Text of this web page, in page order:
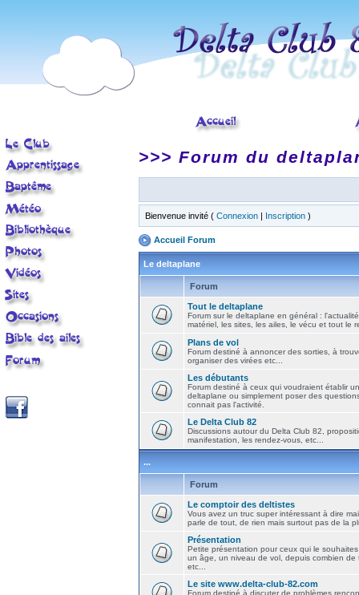
>>> Forum du
Bienvenue invité ( Connexion | Inscription )
Accueil Forum
Le deltaplane
Forum
Tout le deltaplane
Forum sur le deltaplane en général :
matériel, les sites, les ailes, le vécu et tout le
Plans de vol
Forum destiné à annoncer des sorties, à
organiser des virées etc...
Les débutants
Forum destiné à ceux qui voudraient établir
deltaplane ou simplement poser des
connait pas l'activité.
Le Delta Club 82
Discussions autour du Delta Club 82,
manifestation, les rendez-vous, etc...
...
Forum
Le comptoir des deltistes
Vous avez un truc super intéressant à dire
parle de tout, de rien mais surtout pas de la
Présentation
Petite présentation pour ceux qui le
un âge, un niveau de vol, depuis combien de
etc...
Le site www.delta-club-82.com
Forum destiné à discuter de problèmes